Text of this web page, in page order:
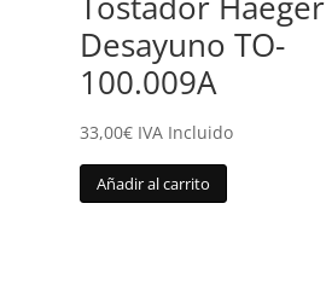
Desayuno TO-
100.009A
33,00€ IVA Incluido
Añadir al carrito